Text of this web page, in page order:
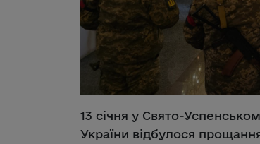
13 січня у Свято-
України відбулося